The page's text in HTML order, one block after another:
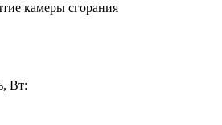
камеры сгорания
Вт: